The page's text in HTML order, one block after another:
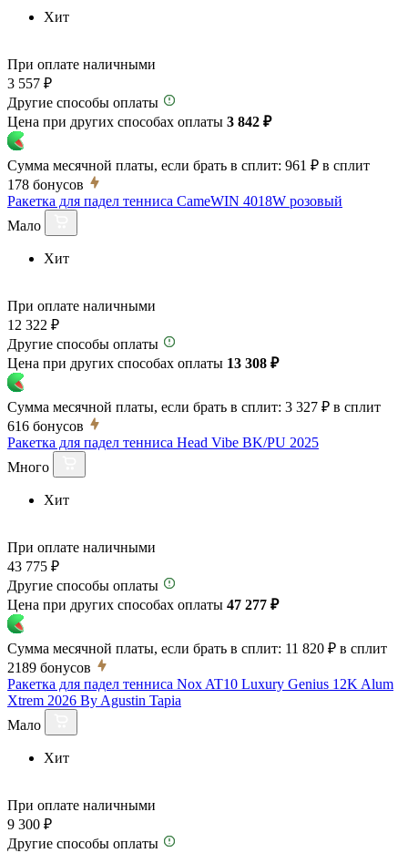
Хит
При оплате наличными
3 557 ₽
Другие способы оплаты
Цена при других способах оплаты 3 842 ₽
Сумма месячной платы, если брать в сплит: 961 ₽ в сплит
178 бонусов
Ракетка для падел тенниса CameWIN 4018W розовый
Мало
Хит
При оплате наличными
12 322 ₽
Другие способы оплаты
Цена при других способах оплаты 13 308 ₽
Сумма месячной платы, если брать в сплит: 3 327 ₽ в сплит
616 бонусов
Ракетка для падел тенниса Head Vibe BK/PU 2025
Много
Хит
При оплате наличными
43 775 ₽
Другие способы оплаты
Цена при других способах оплаты 47 277 ₽
Сумма месячной платы, если брать в сплит: 11 820 ₽ в сплит
2189 бонусов
Ракетка для падел тенниса Nox AT10 Luxury Genius 12K Alum
Xtrem 2026 By Agustin Tapia
Мало
Хит
При оплате наличными
9 300 ₽
Другие способы оплаты